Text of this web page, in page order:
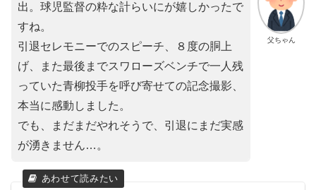
父ちゃん
出。球児監督の粋な計らいにが嬉しかったで
すね。
引退セレモニーでのスピーチ、８度の胴上
げ、また最後までスワローズベンチで一人残
っていた青柳投手を呼び寄せての記念撮影、
本当に感動しました。
でも、まだまだやれそうで、引退にまだ実感
が湧きません…。